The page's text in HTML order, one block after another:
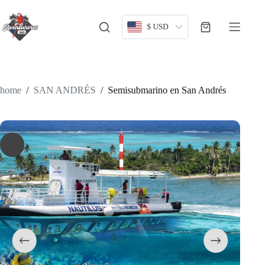
content
$ USD
Shopping
home / SAN ANDRÉS / Semisubmarino en San Andrés